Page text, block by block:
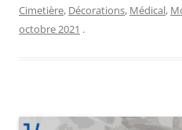
Cimetière, Décorations, Médical,
octobre 2021 .